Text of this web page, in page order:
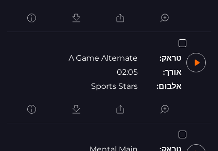
טראק:
A Game Alternate
אורך:
02:05
אלבום:
Sports Stars
טראק: Mental Main